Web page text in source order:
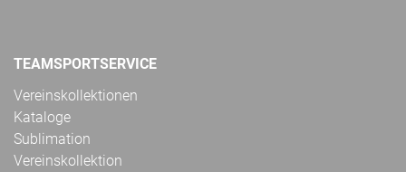
TEAMSPORTSERVICE
Vereinskollektionen
Kataloge
Sublimation
Vereinskollektion